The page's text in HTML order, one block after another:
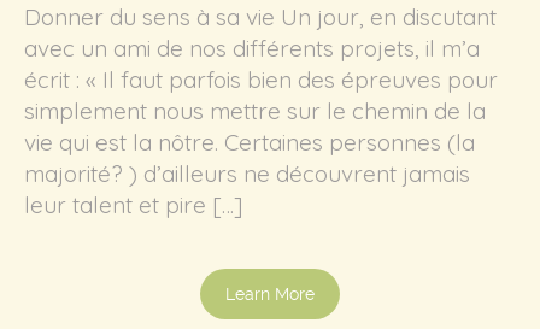
Donner du sens à sa vie Un jour, en discutant
avec un ami de nos différents projets, il m’a
écrit : « Il faut parfois bien des épreuves pour
simplement nous mettre sur le chemin de la
vie qui est la nôtre. Certaines personnes (la
majorité? ) d’ailleurs ne découvrent jamais
leur talent et pire […]
Learn More